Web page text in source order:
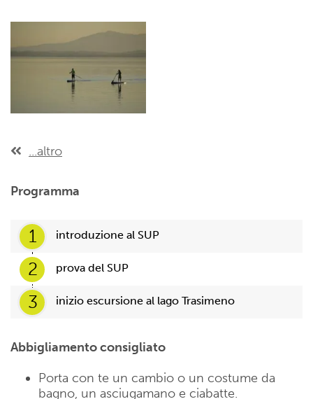
...altro
Programma
1 introduzione al SUP
2 prova del SUP
3 inizio escursione al lago Trasimeno
Abbigliamento consigliato
Porta con te un cambio o un costume da
bagno, un asciugamano e ciabatte.